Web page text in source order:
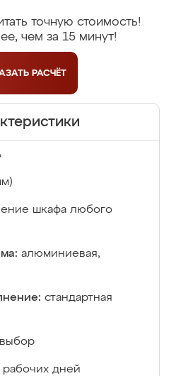
точную стоимость!
чем за 15 минут!
РАСЧЁТ
шкафа любого
алюминиевая,
стандартная
рабочих дней